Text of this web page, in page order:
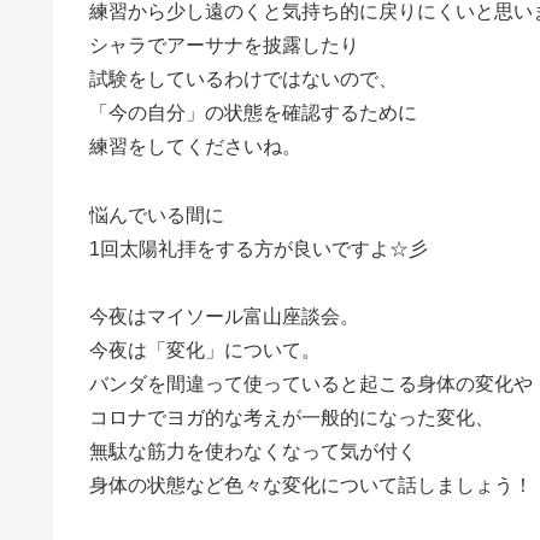
練習から少し遠のくと気持ち的に戻りにくいと思い
シャラでアーサナを披露したり
試験をしているわけではないので、
「今の自分」の状態を確認するために
練習をしてくださいね。
悩んでいる間に
1回太陽礼拝をする方が良いですよ☆彡
今夜はマイソール富山座談会。
今夜は「変化」について。
バンダを間違って使っていると起こる身体の変化や
コロナでヨガ的な考えが一般的になった変化、
無駄な筋力を使わなくなって気が付く
身体の状態など色々な変化について話しましょう！